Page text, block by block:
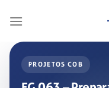
PROJETOS COB